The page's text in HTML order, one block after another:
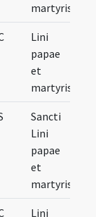
martyris
Lini
papae
et
martyris
Sancti
Lini
papae
et
martyris
Lini